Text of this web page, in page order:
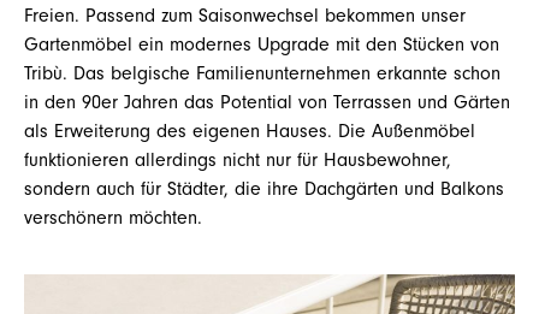
Freien. Passend zum Saisonwechsel bekommen unser
Gartenmöbel ein modernes Upgrade mit den Stücken von
Tribù. Das belgische Familienunternehmen erkannte schon
in den 90er Jahren das Potential von Terrassen und Gärten
als Erweiterung des eigenen Hauses. Die Außenmöbel
funktionieren allerdings nicht nur für Hausbewohner,
sondern auch für Städter, die ihre Dachgärten und Balkons
verschönern möchten.